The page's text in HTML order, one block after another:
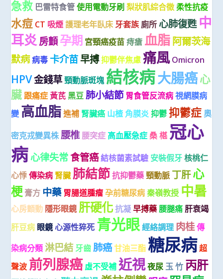
急救 巴雷特食管 使用電動牙刷 梨狀肌綜合徵 柔性抗疫
水痘 CT 吸煙 護理老年臥床 牙套族 廁所 心肺復甦 中
耳炎房顫孕期 宮頸癌疫苗 痔瘡 血脂阿爾茨海
默病病毒 卡介苗早搏抑鬱伴焦慮 痛風 Omicron
HPV金錢草頸動脈斑塊 結核病大腸癌心
臟 跟痛症 黃芪 黑豆 肺小結節 胃食管反流病 視網膜病
變 高血脂 進補 腎臟癌 山楂 角膜炎 抑鬱 抑鬱症 奧
密克戎變異株腰椎 腰突症 高血壓急症 桑 椹 冠心
病心律失常食管癌結核菌素試驗 安裝假牙 核桃仁
心悸 傳染病 腎臟 肺結節 抗抑鬱藥 頸動脈 丁肝心
梗 膏方 中藥 胃腸道腫瘤 孕前糖尿病 秦嶺教授 中暑
心房顫動 隱形眼鏡 肝硬化抗凝 早搏藥 腰腿痛 肝衰竭
肝豆病 眼鏡心源性猝死 青光眼經絡調理 肉桂傳
染病分類 淋巴結牙齒 肺癌甘油三酯 糖尿病超
聲波 前列腺癌 虛不受補 近視夜尿 玉 竹 丙肝